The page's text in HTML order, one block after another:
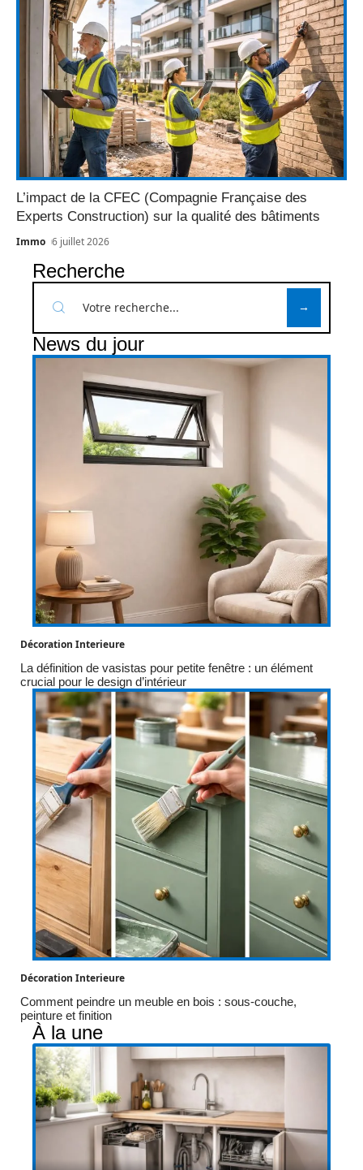
L’impact de la CFEC (Compagnie Française des
Experts Construction) sur la qualité des bâtiments
Immo 6 juillet 2026
Recherche
News du jour
Décoration Interieure
La définition de vasistas pour petite fenêtre : un élément
crucial pour le design d’intérieur
Décoration Interieure
Comment peindre un meuble en bois : sous-couche,
peinture et finition
À la une